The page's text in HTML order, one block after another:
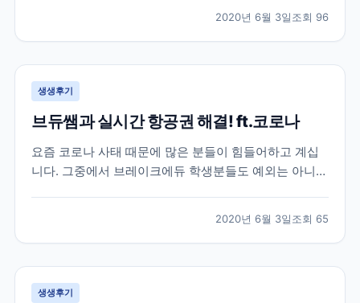
을 위해 선생님과 학생들이 화상으로 수업하는 온라인
강의로 대체되었는데요. 학원 직원분들도 우리나라와 같
이 재택근...
2020년 6월 3일조회 96
생생후기
브듀쌤과 실시간 항공권 해결! ft.코로나
요즘 코로나 사태 때문에 많은 분들이 힘들어하고 계십
니다. 그중에서 브레이크에듀 학생분들도 예외는 아니었
이었지만 브레이크에듀는 함께 걱정하고 최선을 다해 옆
에서 서포트 해드리는 게 맞다고 생각합니다. 하단 카톡
은...
2020년 6월 3일조회 65
생생후기